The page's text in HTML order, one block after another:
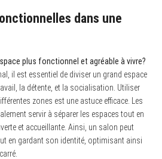
dans une
plus fonctionnel et agréable à vivre?
il est essentiel de diviser un grand espace
la détente, et la socialisation. Utiliser
zones est une astuce efficace. Les
servir à séparer les espaces tout en
et accueillante. Ainsi, un salon peut
en gardant son identité, optimisant ainsi